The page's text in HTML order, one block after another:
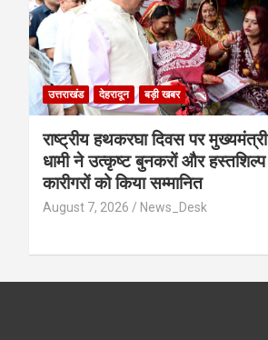
उत्तराखंड देहरादून बड़ी खबर
राष्ट्रीय हथकरघा दिवस पर मुख्यमंत्री
धामी ने उत्कृष्ट बुनकरों और हस्तशिल्प
कारीगरों को किया सम्मानित
August 7, 2026 News_Desk